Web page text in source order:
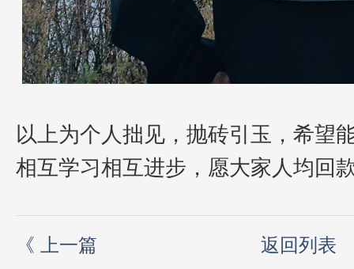
以上为个人拙见，抛砖引玉，希望
相互学习相互进步，愿大家人均回
《 上一篇 返回列表